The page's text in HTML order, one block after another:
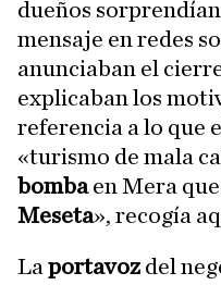
dueños
mensaje en redes
anunciaban el
explicaban los
referencia a lo que
«turismo de mala
bombaen Mera
Meseta», recogía
La portavozdel